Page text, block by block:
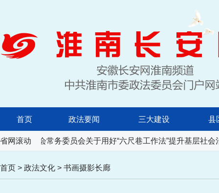
首页 政法要闻 三大建设 县
省网滚动
代表大会常务委员会关于用好“六尺巷工作法”提升基层社会
首页 > 政法文化 > 书画摄影长廊